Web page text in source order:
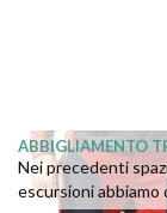
ABBIGLIAMENTO
Nei precedenti
escursioni abbiamo